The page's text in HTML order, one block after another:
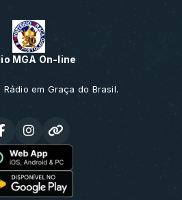
MGA On-line
Rádio em Graça do Brasil.